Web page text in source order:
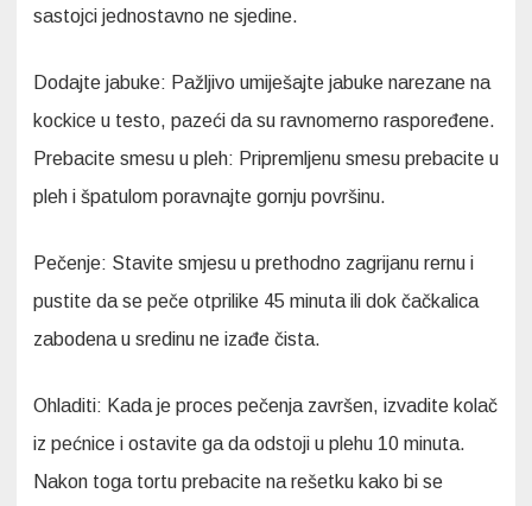
sastojci jednostavno ne sjedine.
Dodajte jabuke: Pažljivo umiješajte jabuke narezane na
kockice u testo, pazeći da su ravnomerno raspoređene.
Prebacite smesu u pleh: Pripremljenu smesu prebacite u
pleh i špatulom poravnajte gornju površinu.
Pečenje: Stavite smjesu u prethodno zagrijanu rernu i
pustite da se peče otprilike 45 minuta ili dok čačkalica
zabodena u sredinu ne izađe čista.
Ohladiti: Kada je proces pečenja završen, izvadite kolač
iz pećnice i ostavite ga da odstoji u plehu 10 minuta.
Nakon toga tortu prebacite na rešetku kako bi se